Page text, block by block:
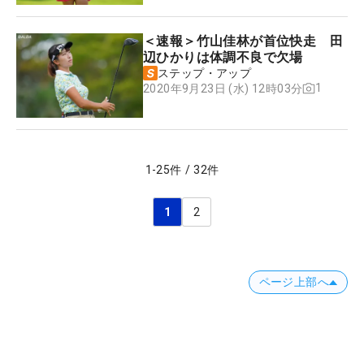
＜速報＞竹山佳林が首位快走 田
辺ひかりは体調不良で欠場
ステップ・アップ
2020年9月23日 (水) 12時03分
1
1 -25件 / 32件
1 2
ページ上部へ